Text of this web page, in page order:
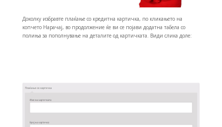
Доколку избравте плаќање со кредитна картичка, по кликањето на
копчето Нарачај, во продолжение ќе ви се појави додатна табела со
полиња за пополнување на деталите од картичката. Види слика доле: